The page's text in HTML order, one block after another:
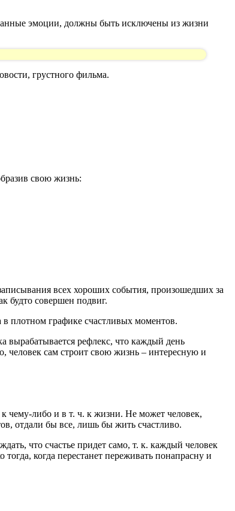
эмоции, должны быть исключены из жизни
грустного фильма.
свою жизнь:
всех хороших события, произошедших за
будто совершен подвиг.
в плотном графике счастливых моментов.
вырабатывается рефлекс, что каждый день
человек сам строит свою жизнь – интересную и
к чему-либо и в т. ч. к жизни. Не может человек,
отдали бы все, лишь бы жить счастливо.
что счастье придет само, т. к. каждый человек
когда перестанет переживать понапрасну и